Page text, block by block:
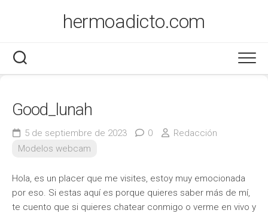
hermoadicto.com
Good_lunah
5 de septiembre de 2023 0
Redacción
Modelos webcam
Hola, es un placer que me visites, estoy muy emocionada
por eso. Si estas aquí es porque quieres saber más de mí,
te cuento que si quieres chatear conmigo o verme en vivo y